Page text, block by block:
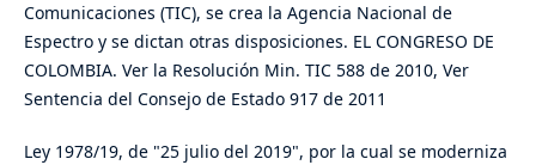
Comunicaciones (TIC), se crea la Agencia Nacional de
Espectro y se dictan otras disposiciones. EL CONGRESO DE
COLOMBIA. Ver la Resolución Min. TIC 588 de 2010, Ver
Sentencia del Consejo de Estado 917 de 2011
Ley 1978/19, de "25 julio del 2019", por la cual se moderniza